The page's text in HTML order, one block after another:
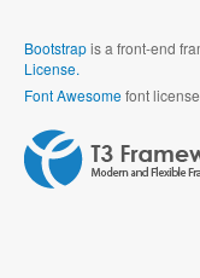
Bootstrapis a front-end
License.
Font Awesomefont